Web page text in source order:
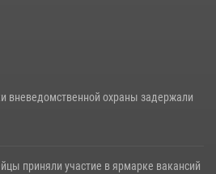
вневедомственной охраны задержали
приняли участие в ярмарке вакансий